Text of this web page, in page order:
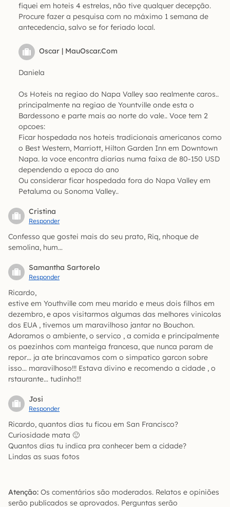
fiquei em hoteis 4 estrelas, não tive qualquer decepção.
Procure fazer a pesquisa com no máximo 1 semana de
antecedencia, salvo se for feriado local.
Oscar | MauOscar.com
Daniela
Os Hoteis na regiao do Napa Valley sao realmente caros..
principalmente na regiao de Yountville onde esta o
Bardessono e parte mais ao norte do vale.. Voce tem 2
opcoes:
Ficar hospedada nos hoteis tradicionais americanos como
o Best Western, Marriott, Hilton Garden Inn em Downtown
Napa. la voce encontra diarias numa faixa de 80-150 USD
dependendo a epoca do ano
Ou considerar ficar hospedada fora do Napa Valley em
Petaluma ou Sonoma Valley..
Cristina
Responder
Confesso que gostei mais do seu prato, Riq, nhoque de
semolina, hum…
Samantha Sartorelo
Responder
Ricardo,
estive em Youthville com meu marido e meus dois filhos em
dezembro, e apos visitarmos algumas das melhores vinicolas
dos EUA , tivemos um maravilhoso jantar no Bouchon.
Adoramos o ambiente, o servico , a comida e principalmente
os paezinhos com manteiga francesa, que nunca param de
repor… ja ate brincavamos com o simpatico garcon sobre
isso… maravilhoso!!! Estava divino e recomendo a cidade , o
rstaurante… tudinho!!!
Josi
Responder
Ricardo, quantos dias tu ficou em San Francisco?
Curiosidade mata 🙂
Quantos dias tu indica pra conhecer bem a cidade?
Lindas as suas fotos
Atenção: Os comentários são moderados. Relatos e opiniões
serão publicados se aprovados. Perguntas serão